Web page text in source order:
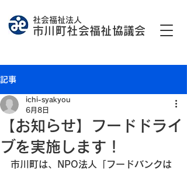
社会福祉法人
市川町社会福祉協議会
記事
【お知らせ】フードドライ
ブを実施します！
ichi-syakyou
6月8日
市川町は、NPO法人「フードバンクは